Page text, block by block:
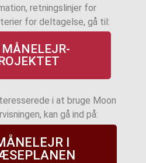
retningslinjer for
for deltagelse, gå til:
i at bruge Moon
kan gå ind på:
I